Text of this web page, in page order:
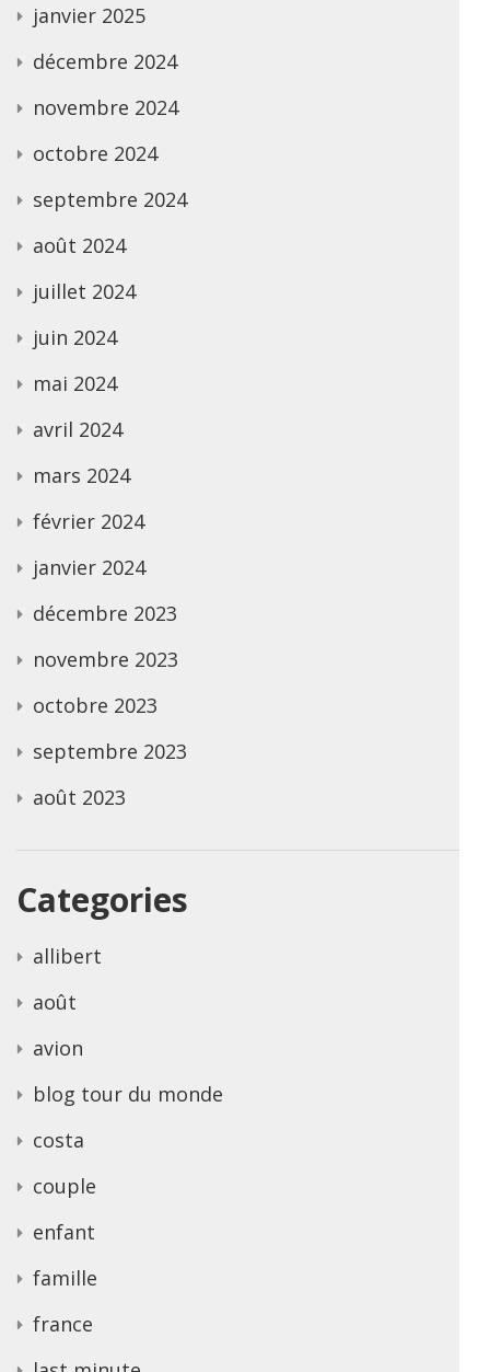
janvier 2025
décembre 2024
novembre 2024
octobre 2024
septembre 2024
août 2024
juillet 2024
juin 2024
mai 2024
avril 2024
mars 2024
février 2024
janvier 2024
décembre 2023
novembre 2023
octobre 2023
septembre 2023
août 2023
Categories
allibert
août
avion
blog tour du monde
costa
couple
enfant
famille
france